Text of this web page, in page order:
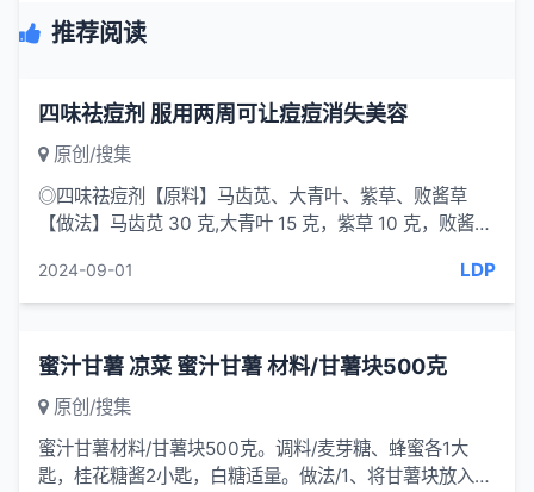
推荐阅读
四味祛痘剂 服用两周可让痘痘消失美容
原创/搜集
◎四味祛痘剂【原料】马齿苋、大青叶、紫草、败酱草
【做法】马齿苋 30 克,大青叶 15 克，紫草 10 克，败酱草
2024-09-01 LDP
蜜汁甘薯 凉菜 蜜汁甘薯 材料/甘薯块500克
原创/搜集
蜜汁甘薯材料/甘薯块500克。调料/麦芽糖、蜂蜜各1大
匙，桂花糖酱2小匙，白糖适量。做法/1、将甘薯块放入碗